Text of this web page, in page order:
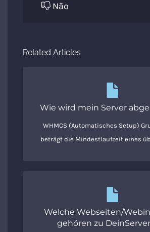
Não
Related Articles
Wie wird mein Server
WHMCS (Automatisches Setup)
beträgt die Mindestlaufzeit eines
Welche Webseiten/
gehören zu